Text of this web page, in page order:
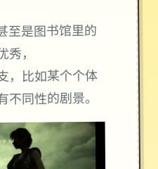
至是图书馆里的
，
，比如某个个体
同性的剧景。